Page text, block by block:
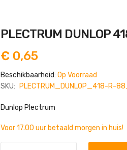
PLECTRUM DUNLOP
€ 0,65
Beschikbaarheid: Op Voorraad
SKU:
PLECTRUM_DUNLOP_418-R-
Dunlop Plectrum
Voor 17.00 uur betaald morgen in huis!